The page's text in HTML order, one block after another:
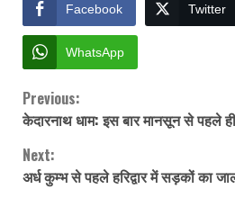
Facebook Twitter
WhatsApp
Continue
Reading
Previous:
केदारनाथ धाम: इस बार मानसून से पहले
Next:
अर्ध कुम्भ से पहले हरिद्वार में सड़कों का